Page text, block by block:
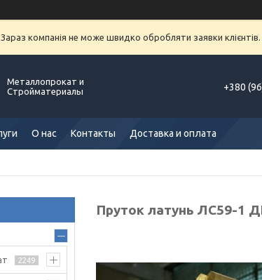
Зараз компанія не може швидко обробляти заявки
Металлопрокат и
Стройматериалы
+380
О нас Контакты Доставка и оплата
Пруток латунь ЛС59-1
2249